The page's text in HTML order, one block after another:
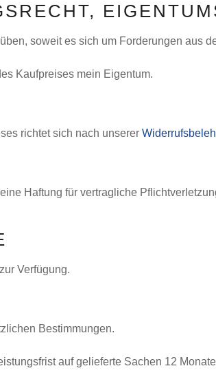
soweit es sich um Forderungen aus
Kaufpreises mein Eigentum.
richtet sich nach unserer
Haftung für vertragliche
Verfügung.
Bestimmungen.
auf gelieferte Sachen 12